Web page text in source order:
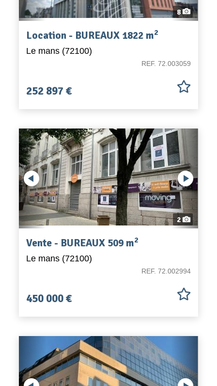
8
Location - BUREAUX 1822 m2
Le mans (72100)
REF. 72.003059
252 897 €
Previous
2
Vente - BUREAUX 509 m2
Le mans (72100)
REF. 72.002994
450 000 €
Previous